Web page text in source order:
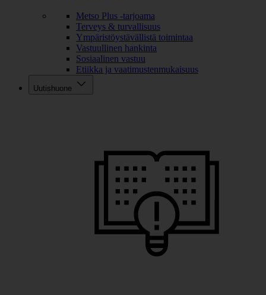
Metso Plus -tarjoama
Terveys & turvallisuus
Ympäristöystävällistä toimintaa
Vastuullinen hankinta
Sosiaalinen vastuu
Etiikka ja vaatimustenmukaisuus
Uutishuone